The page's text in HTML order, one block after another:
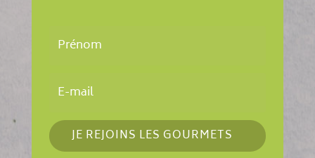
JE REJOINS LES GOURMETS